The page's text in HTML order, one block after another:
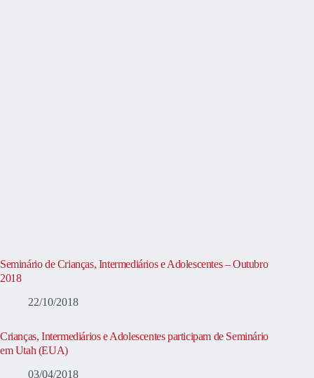
Seminário de Crianças, Intermediários e Adolescentes – Outubro
2018
22/10/2018
Crianças, Intermediários e Adolescentes participam de Seminário
em Utah (EUA)
03/04/2018